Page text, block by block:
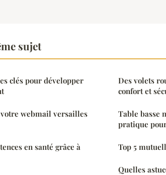
sujet
clés pour développer
webmail versailles
en santé grâce à
Des volets
confort et
Table basse
pratique
Top 5
Quelles